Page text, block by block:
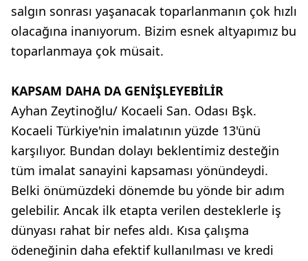
salgın sonrası yaşanacak toparlanmanın çok hızlı
olacağına inanıyorum. Bizim esnek altyapımız bu
toparlanmaya çok müsait.
KAPSAM DAHA DA GENİŞLEYEBİLİR
Ayhan Zeytinoğlu/ Kocaeli San. Odası Bşk.
Kocaeli Türkiye'nin imalatının yüzde 13'ünü
karşılıyor. Bundan dolayı beklentimiz desteğin
tüm imalat sanayini kapsaması yönündeydi.
Belki önümüzdeki dönemde bu yönde bir adım
gelebilir. Ancak ilk etapta verilen desteklerle iş
dünyası rahat bir nefes aldı. Kısa çalışma
ödeneğinin daha efektif kullanılması ve kredi